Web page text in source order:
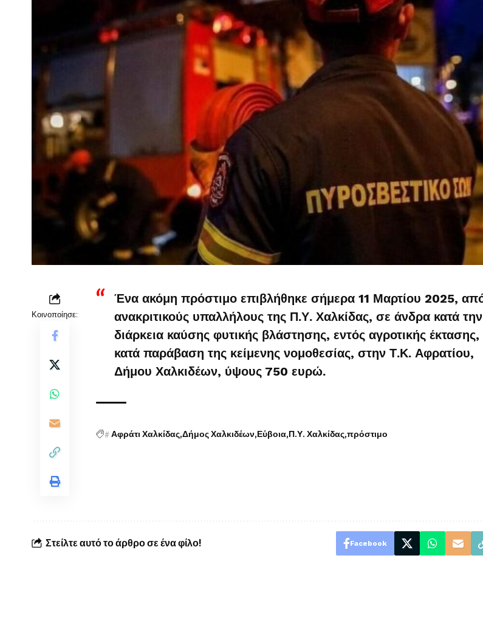
Κοινοποίησε:
Ένα ακόμη πρόστιμο επιβλήθηκε σήμερα 11 Μαρτίου 2025,
ανακριτικούς υπαλλήλους της Π.Υ. Χαλκίδας, σε άνδρα κατά την
διάρκεια καύσης φυτικής βλάστησης, εντός αγροτικής έκτασης,
κατά παράβαση της κείμενης νομοθεσίας, στην Τ.Κ. Αφρατίου,
Δήμου Χαλκιδέων, ύψους 750 ευρώ.
#Αφράτι Χαλκίδας Δήμος Χαλκιδέων Εύβοια Π.Υ. Χαλκίδας πρόστιμο
Στείλτε αυτό το άρθρο σε ένα φίλο! Facebook